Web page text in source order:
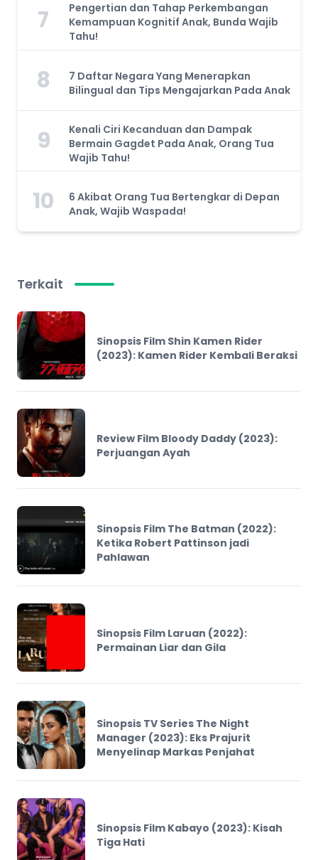
7
Pengertian dan Tahap Perkembangan
Kemampuan Kognitif Anak, Bunda Wajib
Tahu!
8
7 Daftar Negara Yang Menerapkan
Bilingual dan Tips Mengajarkan Pada Anak
9
Kenali Ciri Kecanduan dan Dampak
Bermain Gagdet Pada Anak, Orang Tua
Wajib Tahu!
10
6 Akibat Orang Tua Bertengkar di Depan
Anak, Wajib Waspada!
Terkait
Sinopsis Film Shin Kamen Rider
(2023): Kamen Rider Kembali Beraksi
Review Film Bloody Daddy (2023):
Perjuangan Ayah
Sinopsis Film The Batman (2022):
Ketika Robert Pattinson jadi
Pahlawan
Sinopsis Film Laruan (2022):
Permainan Liar dan Gila
Sinopsis TV Series The Night
Manager (2023): Eks Prajurit
Menyelinap Markas Penjahat
Sinopsis Film Kabayo (2023): Kisah
Tiga Hati